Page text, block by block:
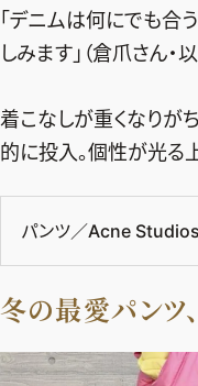
定期購読
デジタル版
エ
エクラ掲載品
イーバイエクラ
「デニムは何にでも合
しみます」（倉爪さん・
着こなしが重くなりが
的に投入。個性が光る
パンツ／Acne Studios
冬の最愛パンツ